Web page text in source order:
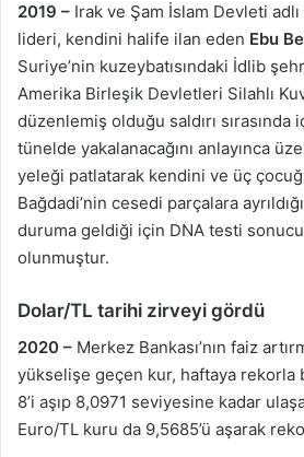
2019 – Irak ve Şam İslam Devleti
lideri, kendini halife ilan eden Ebu
Suriye’nin kuzeybatısındaki İdlib
Amerika Birleşik Devletleri Silahlı
düzenlemiş olduğu saldırı
tünelde yakalanacağını anlayınca
yeleği patlatarak kendini ve üç
Bağdadi’nin cesedi parçalara
duruma geldiği için DNA testi
olunmuştur.
Dolar/TL tarihi zirveyi gördü
2020 – Merkez Bankası’nın faiz
yükselişe geçen kur, haftaya rekorla
8’i aşıp 8,0971 seviyesine kadar
Euro/TL kuru da 9,5685’ü aşarak